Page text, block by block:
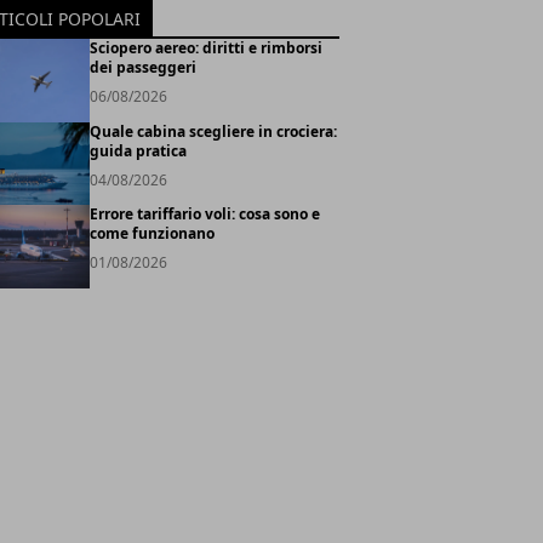
POPOLARI
Sciopero aereo: diritti e rimborsi
dei passeggeri
06/08/2026
Quale cabina scegliere in crociera:
guida pratica
04/08/2026
Errore tariffario voli: cosa sono e
come funzionano
01/08/2026